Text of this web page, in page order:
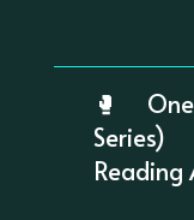
🥊
Series)
Reading